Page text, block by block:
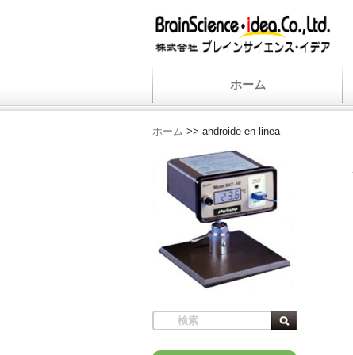
ホーム
ホーム >> androide en linea